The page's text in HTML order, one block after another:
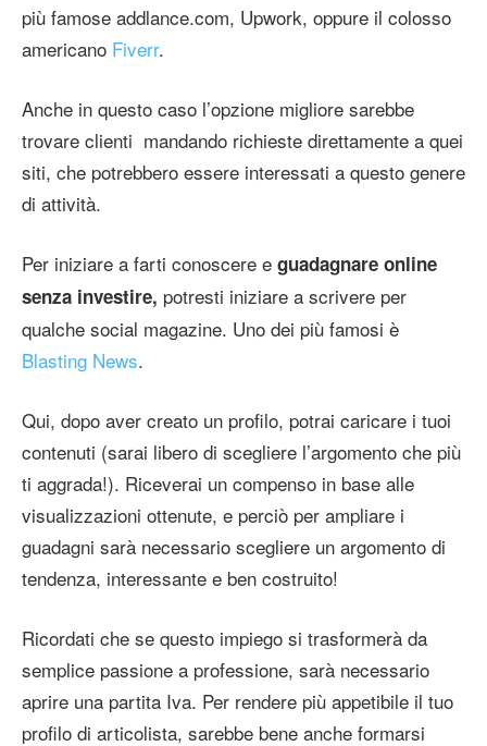
più famose addlance.com, Upwork, oppure il colosso
americano Fiverr.
Anche in questo caso l’opzione migliore sarebbe
trovare clienti mandando richieste direttamente a quei
siti, che potrebbero essere interessati a questo genere
di attività.
Per iniziare a farti conoscere e guadagnare online
senza investire, potresti iniziare a scrivere per
qualche social magazine. Uno dei più famosi è
Blasting News.
Qui, dopo aver creato un profilo, potrai caricare i tuoi
contenuti (sarai libero di scegliere l’argomento che più
ti aggrada!). Riceverai un compenso in base alle
visualizzazioni ottenute, e perciò per ampliare i
guadagni sarà necessario scegliere un argomento di
tendenza, interessante e ben costruito!
Ricordati che se questo impiego si trasformerà da
semplice passione a professione, sarà necessario
aprire una partita Iva. Per rendere più appetibile il tuo
profilo di articolista, sarebbe bene anche formarsi